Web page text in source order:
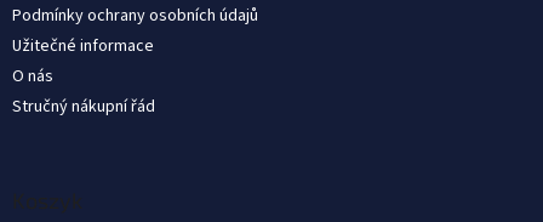
Podmínky ochrany osobních údajů
Užitečné informace
O nás
Stručný nákupní řád
Koszyk